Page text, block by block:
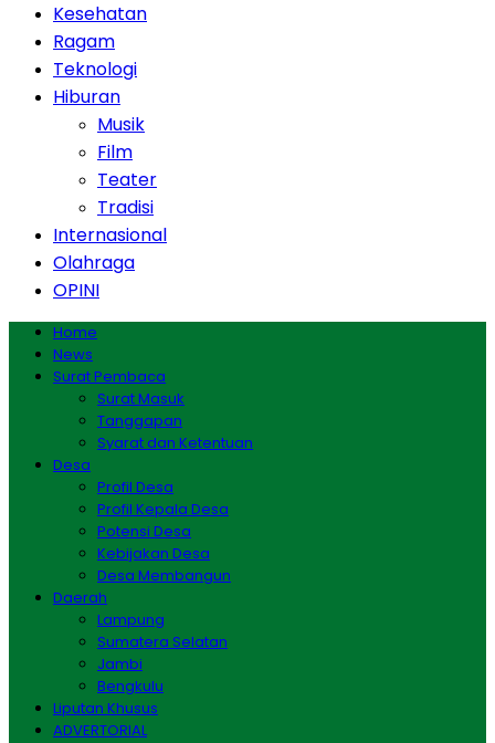
Kesehatan
Ragam
Teknologi
Hiburan
Musik
Film
Teater
Tradisi
Internasional
Olahraga
OPINI
Home
News
Surat Pembaca
Surat Masuk
Tanggapan
Syarat dan Ketentuan
Desa
Profil Desa
Profil Kepala Desa
Potensi Desa
Kebijakan Desa
Desa Membangun
Daerah
Lampung
Sumatera Selatan
Jambi
Bengkulu
Liputan Khusus
ADVERTORIAL